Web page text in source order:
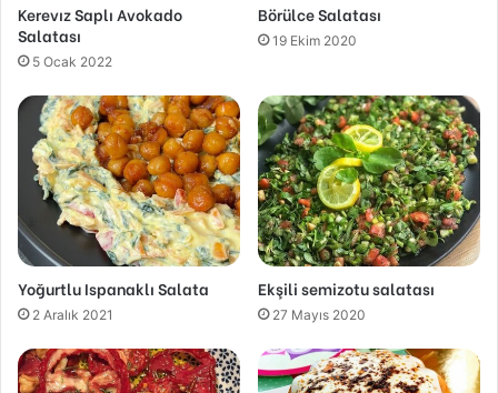
Kerevız Saplı Avokado
Salatası
5 Ocak 2022
Börülce Salatası
19 Ekim 2020
Yoğurtlu Ispanaklı Salata
2 Aralık 2021
Ekşili semizotu salatası
27 Mayıs 2020